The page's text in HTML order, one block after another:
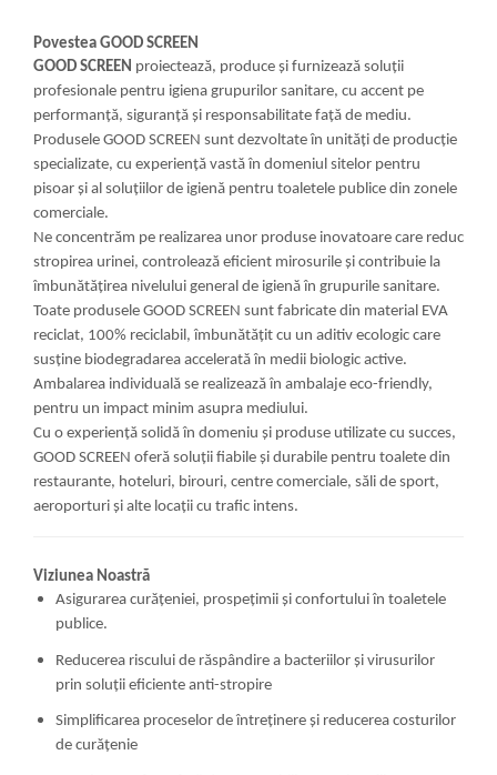
Povestea GOOD SCREEN
GOOD SCREEN proiectează, produce și furnizează soluții
profesionale pentru igiena grupurilor sanitare, cu accent pe
performanță, siguranță și responsabilitate față de mediu.
Produsele GOOD SCREEN sunt dezvoltate în unități de producție
specializate, cu experiență vastă în domeniul sitelor pentru
pisoar și al soluțiilor de igienă pentru toaletele publice din zonele
comerciale.
Ne concentrăm pe realizarea unor produse inovatoare care reduc
stropirea urinei, controlează eficient mirosurile și contribuie la
îmbunătățirea nivelului general de igienă în grupurile sanitare.
Toate produsele GOOD SCREEN sunt fabricate din material EVA
reciclat, 100% reciclabil, îmbunătățit cu un aditiv ecologic care
susține biodegradarea accelerată în medii biologic active.
Ambalarea individuală se realizează în ambalaje eco-friendly,
pentru un impact minim asupra mediului.
Cu o experiență solidă în domeniu și produse utilizate cu succes,
GOOD SCREEN oferă soluții fiabile și durabile pentru toalete din
restaurante, hoteluri, birouri, centre comerciale, săli de sport,
aeroporturi și alte locații cu trafic intens.
Viziunea Noastră
Asigurarea curățeniei, prospețimii și confortului în toaletele
publice.
Reducerea riscului de răspândire a bacteriilor și virusurilor
prin soluții eficiente anti-stropire
Simplificarea proceselor de întreținere și reducerea costurilor
de curățenie